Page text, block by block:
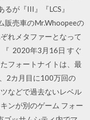
が『III』『LCS』
販売車のMr.Whoopeeの
れメタファーとなって
『 2020年3月16日 すぐ
フォートナイトは、最
2カ月目に100万回の
などで過去ないレベル
ンが別のゲーム フォー